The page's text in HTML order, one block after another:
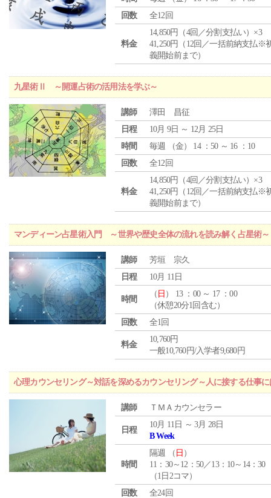
回数
全12回
料金
14,850円（4回／分割支払い）×3
41,250円（12回／一括前納支払※
義開始前まで）
九星術Ⅱ ～開運占術の活用法を学ぶ～
講師
澤田 昌征
日程
10月 9日 ～ 12月 25日
時間
毎週 （金） 14 ：50 ～ 16 ：10
回数
全12回
料金
14,850円（4回／分割支払い）×3
41,250円（12回／一括前納支払※
義開始前まで）
マンディーン占星術入門 ～世界や歴史全体の流れを読み解く占星術～
講師
芳垣 宗久
日程
10月 11日
時間
（ 日 ） 13 ：00 ～ 17 ：00
（休憩20分1回含む）
回数
全1回
料金
10,760円
一般10,760円/入学者9,680円
心理カウンセリング～対話を深めるカウンセリング～人に接する仕事
講師 ＴＭＡカウンセラー
日程
10月 11日 ～ 3月 28日
B Week
時間
隔週 （ 日 ）
11：30～12：50／13：10～14：30
（1日2コマ）
回数
全24回